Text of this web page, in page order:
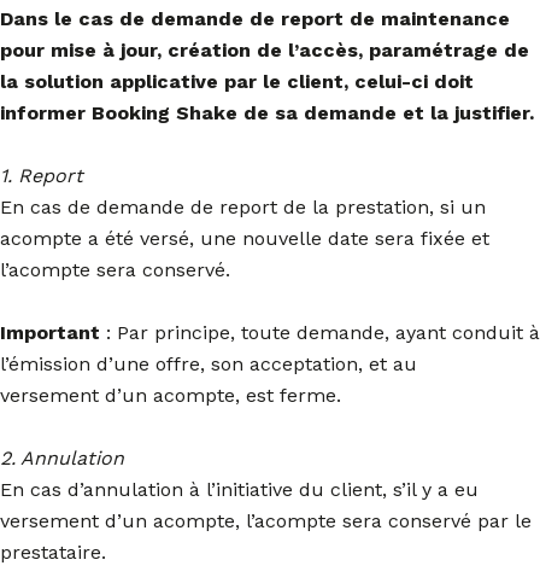
Dans le cas de demande de report de maintenance
pour mise à jour, création de l’accès, paramétrage de
la solution applicative par le client, celui-ci doit
informer Booking Shake de sa demande et la justifier.
1. Report
En cas de demande de report de la prestation, si un
acompte a été versé, une nouvelle date sera fixée et
l’acompte sera conservé.
Important : Par principe, toute demande, ayant conduit à
l’émission d’une offre, son acceptation, et au
versement d’un acompte, est ferme.
2. Annulation
En cas d’annulation à l’initiative du client, s’il y a eu
versement d’un acompte, l’acompte sera conservé par le
prestataire.